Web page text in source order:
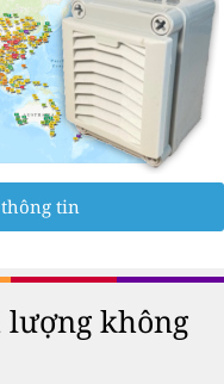
tin
không